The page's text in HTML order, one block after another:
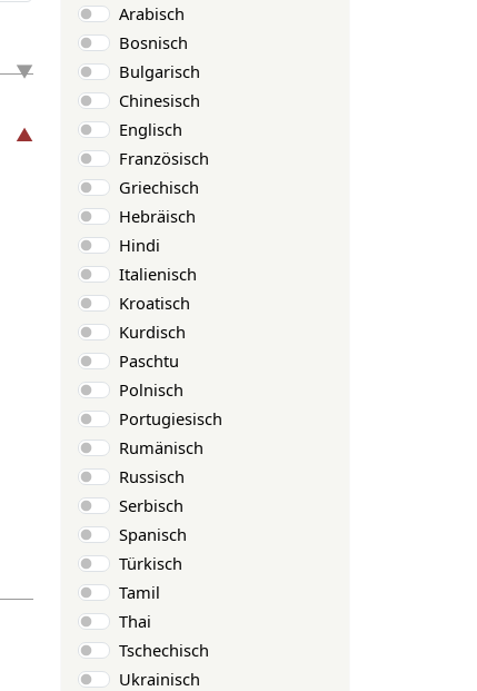
Arabisch
Bosnisch
Bulgarisch
Chinesisch
Englisch
Französisch
Griechisch
Hebräisch
Hindi
Italienisch
Kroatisch
Kurdisch
Paschtu
Polnisch
Portugiesisch
Rumänisch
Russisch
Serbisch
Spanisch
Türkisch
Tamil
Thai
Tschechisch
Ukrainisch